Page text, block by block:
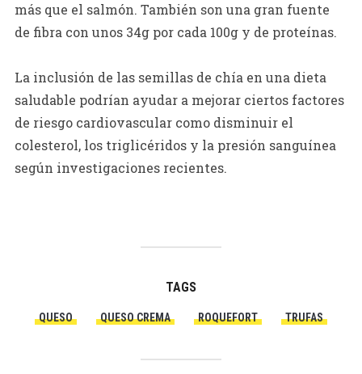
más que el salmón. También son una gran fuente
de fibra con unos 34g por cada 100g y de proteínas.
La inclusión de las semillas de chía en una dieta
saludable podrían ayudar a mejorar ciertos factores
de riesgo cardiovascular como disminuir el
colesterol, los triglicéridos y la presión sanguínea
según investigaciones recientes.
TAGS
QUESO QUESO CREMA ROQUEFORT TRUFAS